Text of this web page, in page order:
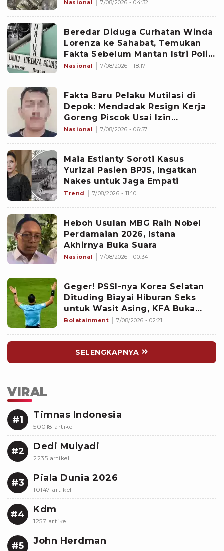
Nasional 7/08/2026 - 04:32
Beredar Diduga Curhatan Winda
Lorenza ke Sahabat, Temukan
Fakta Sebelum Mantan Istri Polisi
di Medan Tewas
Nasional 7/08/2026 - 18:17
Fakta Baru Pelaku Mutilasi di
Depok: Mendadak Resign Kerja
Goreng Piscok Usai Izin
Interview di Mal
Nasional 7/08/2026 - 06:57
Maia Estianty Soroti Kasus
Yurizal Pasien BPJS, Ingatkan
Nakes untuk Jaga Empati
Trend 7/08/2026 - 11:10
Heboh Usulan MBG Raih Nobel
Perdamaian 2026, Istana
Akhirnya Buka Suara
Nasional 7/08/2026 - 00:34
Geger! PSSI-nya Korea Selatan
Dituding Biayai Hiburan Seks
untuk Wasit Asing, KFA Buka
Suara
Bolatainment 7/08/2026 - 02:21
SELENGKAPNYA
VIRAL
#1 Timnas Indonesia
50018 artikel
#2 Dedi Mulyadi
2235 artikel
#3 Piala Dunia 2026
10147 artikel
#4 Kdm
1257 artikel
#5 John Herdman